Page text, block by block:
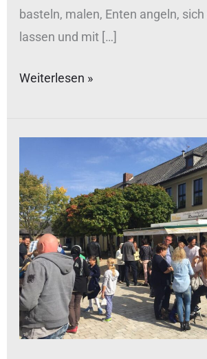
basteln, malen, Enten angeln,
lassen und mit […]
Weiterlesen »
2017